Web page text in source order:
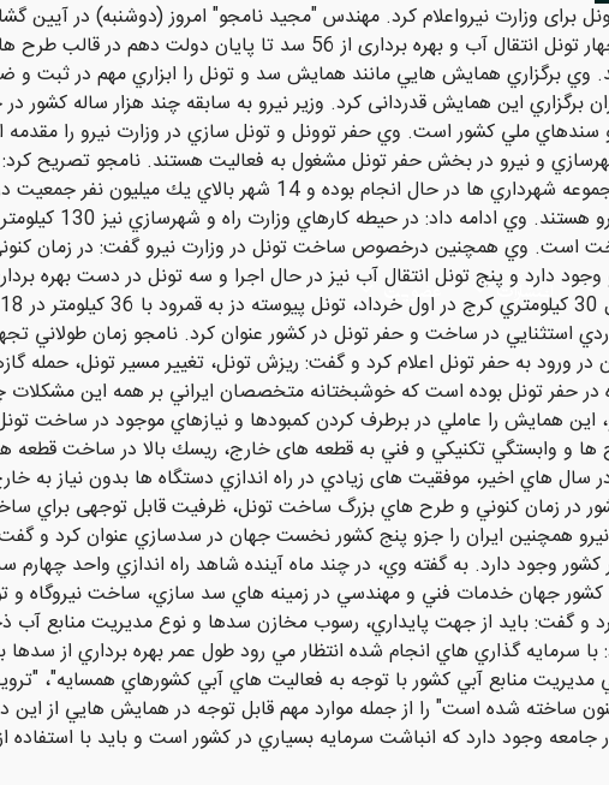
انتشارات عضویت
برای وزارت نيرواعلام كرد. مهندس "مجيد نامجو" امروز (دوشنبه) در
نمايشگاه سد و تونل ايران، با اشاره به پایان عملیات حفاري چهار تونل انتقال آب و بهره برداری از 56
وي برگزاري همايش هايي مانند همايش سد و تونل را ابزاري مهم در ثبت و
اين همايش قدردانی كرد. وزير نيرو به سابقه چند هزار ساله كشور در
ملي كشور است. وي حفر توونل و تونل سازي در وزارت نيرو را
شهر بالاي 50 هزار نفر جمعيت
دارد و پنج تونل انتقال آب نيز در حال اجرا و سه تونل در دست بهره
كوهرنگ 3 تا پايان سال را ركوردي استثنايي در ساخت و حفر تونل در كشور عنوان كرد. نامجو زمان
به حفر تونل اعلام كرد و گفت: ريزش تونل، تغيير مسير تونل، حمله
حفر تونل بوده است كه خوشبختانه متخصصان ايراني بر همه اين مشكلات
همايش را عاملي در برطرف کردن کمبودها و نيازهاي موجود در ساخت
ها و وابستگي تكنيكي و فني به قطعه های خارج، ريسك بالا در ساخت قطعه
سال هاي اخير، موفقیت های زيادي در راه اندازي دستگاه ها بدون نياز
به وجود 100 تونل جاده اي در كشور در زمان كنوني و طرح هاي بزرگ ساخت تونل، ظرفيت قابل
همچنين ايران را جزو پنج كشور نخست جهان در سدسازي عنوان كرد و
سد در دست مطالعه در كشور وجود دارد. به گفته وي، در چند ماه آينده شاهد راه اندازي واحد
وي اظهار داشت: در زمان كنوني، جمهوری اسلامی ايران در 23 كشور جهان خدمات فني و مهندسي در زمينه هاي سد سازي،
و گفت: بايد از جهت پايداري، رسوب مخازن سدها و نوع مديريت منابع آب
گذاري هاي انجام شده انتظار مي رود طول عمر بهره برداري از سدها
مديريت منابع آبي كشور با توجه به فعاليت هاي آبي كشورهاي همسايه"،
ساخته شده است" را از جمله موارد مهم قابل توجه در همايش هايي از
تومان نقدينگي در جامعه وجود دارد كه انباشت سرمايه بسياري در كشور است و بايد با